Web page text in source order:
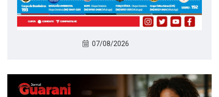
07/08/2026